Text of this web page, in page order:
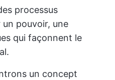
processus
pouvoir, une
qui façonnent le
un concept